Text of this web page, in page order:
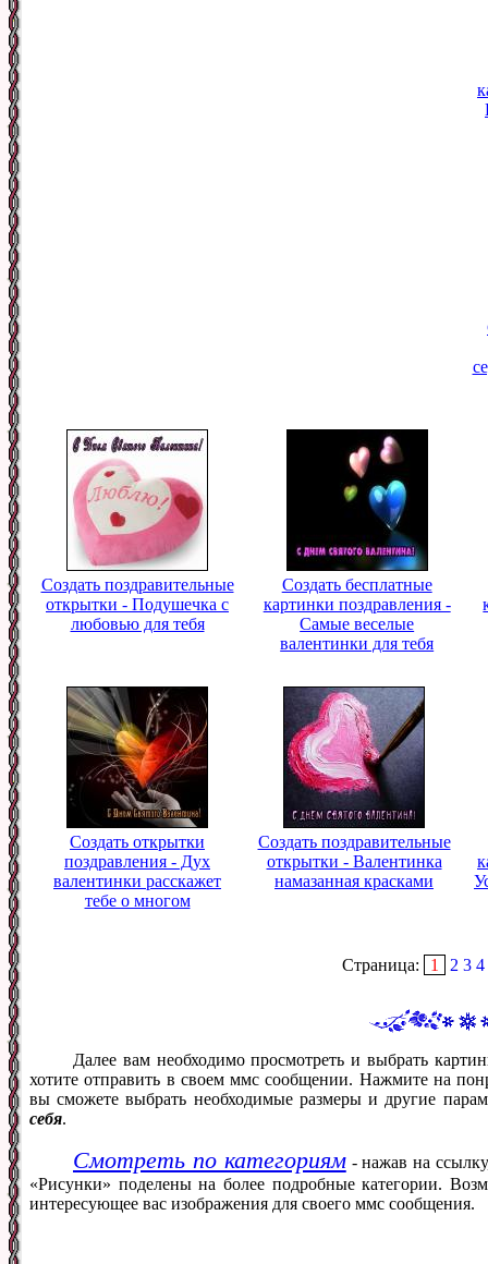
Создать поздравительные
открытки - Подушечка с
любовью для тебя
Создать бесплатные
картинки поздравления -
Самые веселые
валентинки для тебя
Создать открытки
поздравления - Дух
валентинки расскажет
тебе о многом
Создать поздравительные
открытки - Валентинка
намазанная красками
Страница: 1 2 3 4
Далее вам необходимо просмотреть и выбрать
хотите отправить в своем ммс сообщении. Нажмите на
вы сможете выбрать необходимые размеры и другие
себя.
Смотреть по категориям- нажав на
«Рисунки» поделены на более подробные категории.
интересующее вас изображения для своего ммс сообщения.